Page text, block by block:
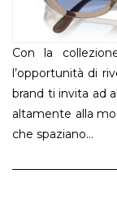
Con la
l’opportunità di
brand ti invita ad
altamente alla
che spaziano...